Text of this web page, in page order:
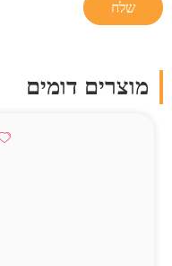
מוצרים דומים